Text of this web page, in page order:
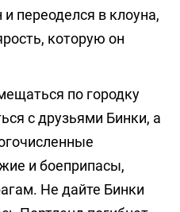
переоделся в клоуна,
которую он
по городку
с друзьями Бинки, а
и боеприпасы,
Не дайте Бинки